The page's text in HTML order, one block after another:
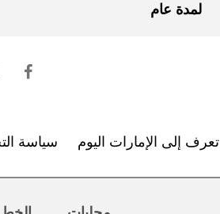
لمدة عام
تعرف إلى الإمارات اليوم سياسة